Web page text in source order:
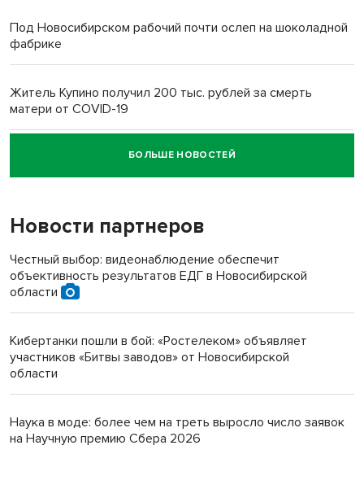
Под Новосибирском рабочий почти ослеп на шоколадной
фабрике
Житель Купино получил 200 тыс. рублей за смерть
матери от COVID-19
Новосибирский суд наказал водителя за смерть
пенсионерки на вокзале
БОЛЬШЕ НОВОСТЕЙ
Новости партнеров
Честный выбор: видеонаблюдение обеспечит
объективность результатов ЕДГ в Новосибирской
области
Кибертанки пошли в бой: «Ростелеком» объявляет
участников «Битвы заводов» от Новосибирской
области
Наука в моде: более чем на треть выросло число заявок
на Научную премию Сбера 2026